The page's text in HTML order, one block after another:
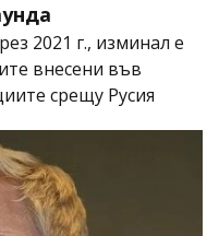
2021 г., изминал е
внесени във
срещу Русия